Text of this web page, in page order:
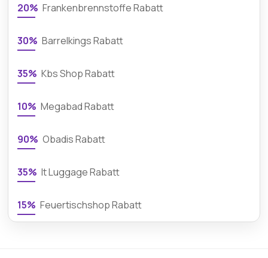
20% Frankenbrennstoffe Rabatt
30% Barrelkings Rabatt
35% Kbs Shop Rabatt
10% Megabad Rabatt
90% Obadis Rabatt
35% It Luggage Rabatt
15% Feuertischshop Rabatt